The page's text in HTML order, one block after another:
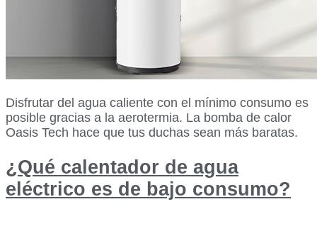
Disfrutar del agua caliente con el mínimo consumo es
posible gracias a la aerotermia. La bomba de calor
Oasis Tech hace que tus duchas sean más baratas.
¿Qué calentador de agua
eléctrico es de bajo consumo?